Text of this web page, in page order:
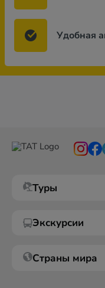
Удобная
Туры
Экскурсии
Страны мира